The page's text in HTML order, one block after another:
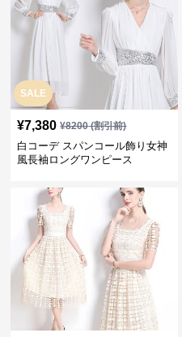
SALE
¥7,380 ¥8200(割引前)
白コーデ スパンコール飾り女神
風長袖ロングワンピース